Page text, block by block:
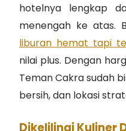
hotelnya lengkap
menengah ke atas.
liburan hemat tapi
nilai plus. Dengan
Teman Cakra sudah
bersih, dan lokasi
Dikelilingi Kuliner